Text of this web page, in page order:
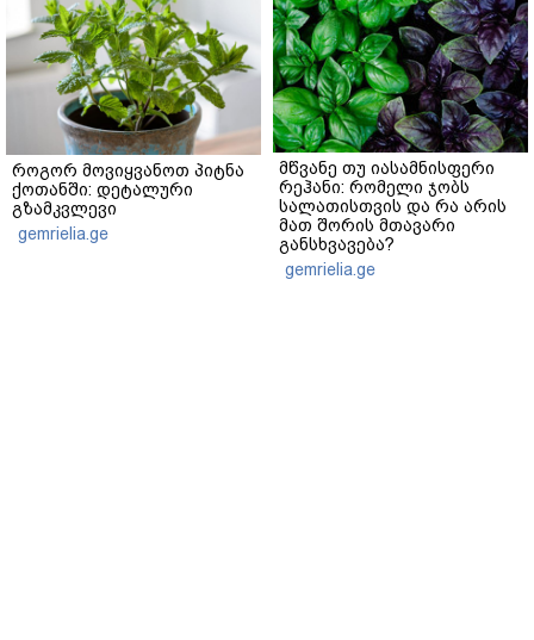
როგორ მოვიყვანოთ პიტნა
ქოთანში: დეტალური
გზამკვლევი
gemrielia.ge
მწვანე თუ იასამნისფერი
რეჰანი: რომელი ჯობს
სალათისთვის და რა არის
მათ შორის მთავარი
განსხვავება?
gemrielia.ge